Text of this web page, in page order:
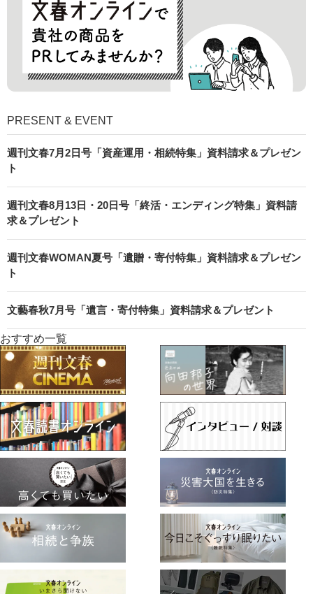
PRESENT & EVENT
週刊文春7月2日号「資産運用・相続特集」資料請求＆プレゼン
ト
週刊文春8月13日・20日号「終活・エンディング特集」資料請
求＆プレゼント
週刊文春WOMAN夏号「遺贈・寄付特集」資料請求＆プレゼン
ト
文藝春秋7月号「遺言・寄付特集」資料請求＆プレゼント
おすすめ一覧